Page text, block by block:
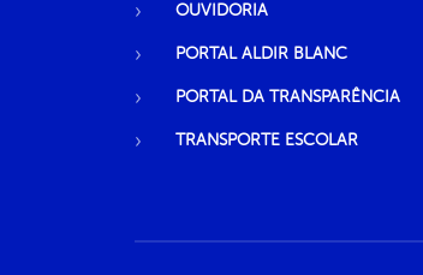
OUVIDORIA
PORTAL ALDIR BLANC
PORTAL DA TRANSPARÊNCIA
TRANSPORTE ESCOLAR